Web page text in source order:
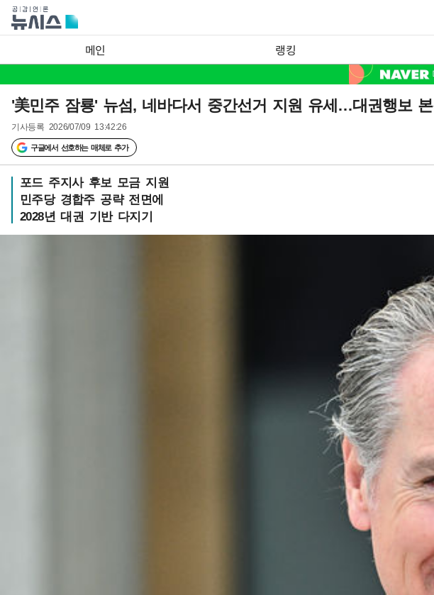
메인 랭킹
'美민주 잠룡' 뉴섬, 네바다서 중간선거 지원 유세…대권행보
기사등록 2026/07/09 13:42:26
구글에서 선호하는 매체로 추가
포드 주지사 후보 모금 지원
민주당 경합주 공략 전면에
2028년 대권 기반 다지기